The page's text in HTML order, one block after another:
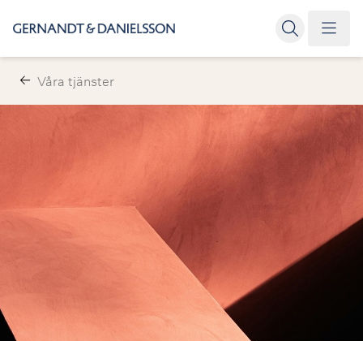
Våra tjänster